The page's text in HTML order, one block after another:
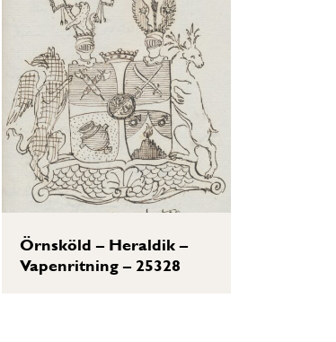
Örnsköld – Heraldik –
Vapenritning – 25328